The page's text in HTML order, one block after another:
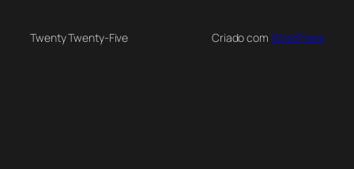
Twenty Twenty-Five Criado com WordPress